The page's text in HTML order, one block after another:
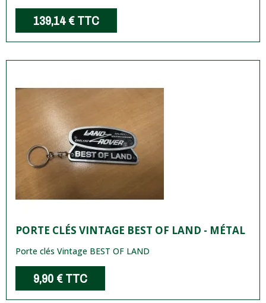
139,14 €TTC
PORTE CLÉS VINTAGE BEST OF LAND - MÉTAL
Porte clés Vintage BEST OF LAND
9,90 €TTC